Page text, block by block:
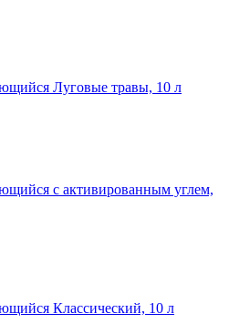
Луговые травы, 10 л
с активированным углем,
Классический, 10 л